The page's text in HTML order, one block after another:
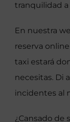
tranquilidad a
En nuestra
reserva
taxi estará
necesitas. Di
incidentes al
¿Cansado de